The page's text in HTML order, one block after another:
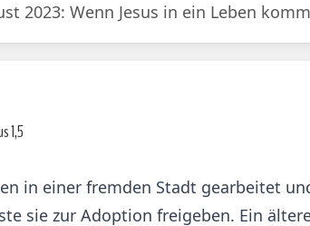
2023: Wenn Jesus in ein Leben
1,5
in einer fremden Stadt gearbeitet
sie zur Adoption freigeben. Ein